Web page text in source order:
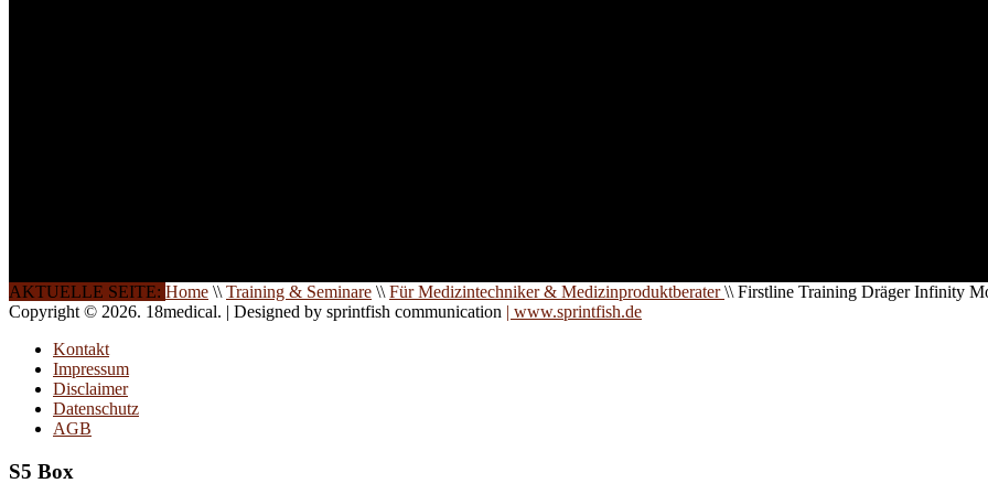
AKTUELLE SEITE: Home \\ Training & Seminare \\ Für Medizintechniker & Medizinproduktberater\\ Firstline Training Dräger Infinity
Copyright © 2026. 18medical. | Designed by sprintfish communication | www.sprintfish.de
Kontakt
Impressum
Disclaimer
Datenschutz
AGB
S5 Box